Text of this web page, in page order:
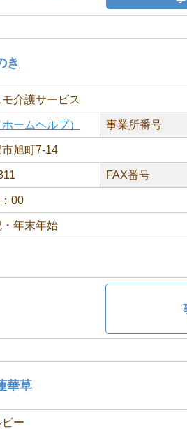
き
モ介護サービス
ームヘルプ） 事業所番号
旭町7-14
FAX番号
00
年末年始
華草
ビー